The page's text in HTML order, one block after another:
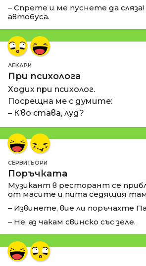
– Спрете и ме пуснете да
автобуса.
ЛЕКАРИ
При психолога
Ходих при психолог.
Посрещна ме с думите:
– К’во става, луд?
СЕРВИТЬОРИ
Поръчката
Музикант в ресторант се
от масите и пита седящия
– Извинете, вие ли поръчахте
– Не, аз чакам свинско със зеле.